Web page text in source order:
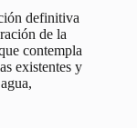
definitiva
de la
contempla
existentes y